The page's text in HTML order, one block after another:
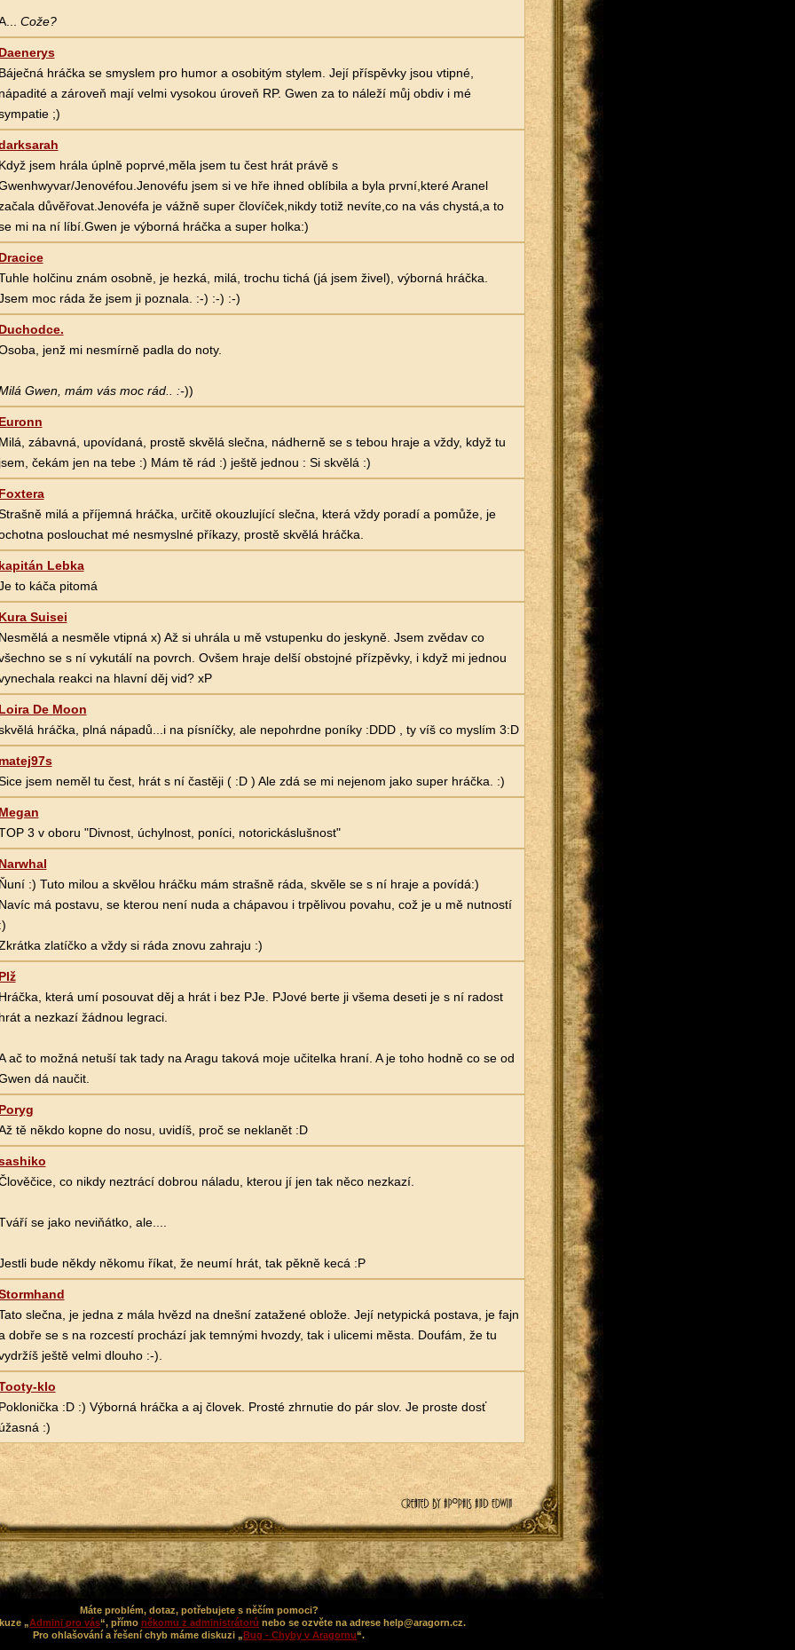
Cože?
hráčka se smyslem pro humor a osobitým stylem. Její příspěvky jsou vtipné,
a zároveň mají velmi vysokou úroveň RP. Gwen za to náleží můj obdiv i mé
;)
jsem hrála úplně poprvé,měla jsem tu čest hrát právě s
Jenovéfou.Jenovéfu jsem si ve hře ihned oblíbila a byla první,které Aranel
důvěřovat.Jenovéfa je vážně super človíček,nikdy totiž nevíte,co na vás chystá,a to
mi na ní líbí.Gwen je výborná hráčka a super holka:)
holčinu znám osobně, je hezká, milá, trochu tichá (já jsem živel), výborná hráčka.
moc ráda že jsem ji poznala. :-) :-) :-)
jenž mi nesmírně padla do noty.
Gwen, mám vás moc rád.. :-))
zábavná, upovídaná, prostě skvělá slečna, nádherně se s tebou hraje a vždy, když tu
čekám jen na tebe :) Mám tě rád :) ještě jednou : Si skvělá :)
milá a příjemná hráčka, určitě okouzlující slečna, která vždy poradí a pomůže, je
poslouchat mé nesmyslné příkazy, prostě skvělá hráčka.
Lebka
to káča pitomá
Suisei
a nesměle vtipná x) Až si uhrála u mě vstupenku do jeskyně. Jsem zvědav co
se s ní vykutálí na povrch. Ovšem hraje delší obstojné přízpěvky, i když mi jednou
reakci na hlavní děj vid? xP
De Moon
hráčka, plná nápadů...i na písníčky, ale nepohrdne poníky :DDD , ty víš co myslím 3:D
jsem neměl tu čest, hrát s ní častěji ( :D ) Ale zdá se mi nejenom jako super hráčka. :)
3 v oboru "Divnost, úchylnost, poníci, notorickáslušnost"
:) Tuto milou a skvělou hráčku mám strašně ráda, skvěle se s ní hraje a povídá:)
má postavu, se kterou není nuda a chápavou i trpělivou povahu, což je u mě nutností
zlatíčko a vždy si ráda znovu zahraju :)
která umí posouvat děj a hrát i bez PJe. PJové berte ji všema deseti je s ní radost
a nezkazí žádnou legraci.
ač to možná netuší tak tady na Aragu taková moje učitelka hraní. A je toho hodně co se od
dá naučit.
tě někdo kopne do nosu, uvidíš, proč se neklanět :D
co nikdy neztrácí dobrou náladu, kterou jí jen tak něco nezkazí.
se jako neviňátko, ale....
bude někdy někomu říkat, že neumí hrát, tak pěkně kecá :P
slečna, je jedna z mála hvězd na dnešní zatažené oblože. Její netypická postava, je fajn
dobře se s na rozcestí prochází jak temnými hvozdy, tak i ulicemi města. Doufám, že tu
ještě velmi dlouho :-).
klo
:D :) Výborná hráčka a aj človek. Prosté zhrnutie do pár slov. Je proste dosť
:)
Máte problém, dotaz, potřebujete s něčím pomoci?
„Admini pro vás“, přímo někomu z administrátorů nebo se ozvěte na adrese help@aragorn.cz.
Pro ohlašování a řešení chyb máme diskuzi „Bug - Chyby v Aragornu“.